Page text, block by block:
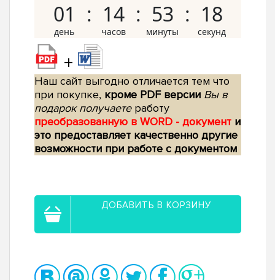
01 14 53 17
+
Наш сайт выгодно отличается тем что
при покупке, кроме PDF версии Вы в
подарок получаетеработу
преобразованную в WORD - документ и
это предоставляет качественно другие
возможности при работе с документом
ДОБАВИТЬ В КОРЗИНУ